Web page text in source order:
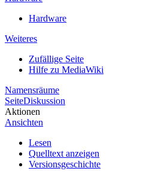
Hardware
Weiteres
Zufällige Seite
Hilfe zu MediaWiki
Namensräume
SeiteDiskussion
Aktionen
Ansichten
Lesen
Quelltext anzeigen
Versionsgeschichte